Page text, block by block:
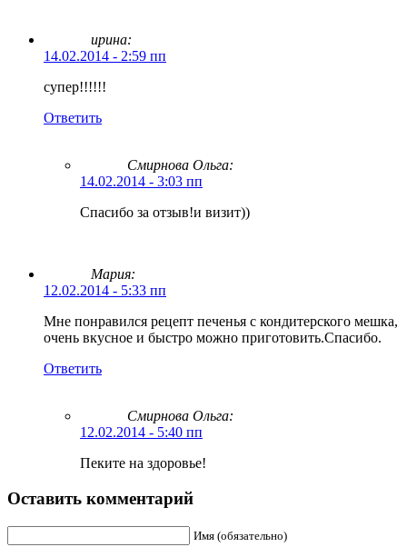
ирина:
14.02.2014 - 2:59 пп
супер!!!!!!
Ответить
Смирнова Ольга:
14.02.2014 - 3:03 пп
Спасибо за отзыв!и визит))
Мария:
12.02.2014 - 5:33 пп
Мне понравился рецепт печенья с кондитерского мешка,
очень вкусное и быстро можно приготовить.Спасибо.
Ответить
Смирнова Ольга:
12.02.2014 - 5:40 пп
Пеките на здоровье!
Оставить комментарий
Имя (обязательно)